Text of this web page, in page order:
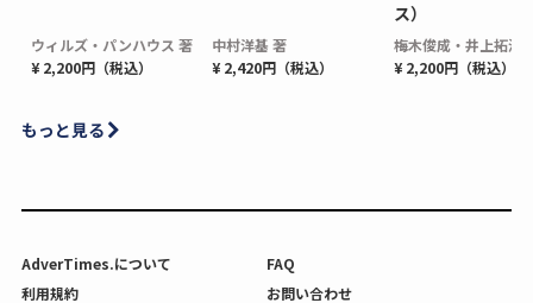
ウィルズ・パンハウス 著
¥ 2,200円（税込）
中村洋基 著
¥ 2,420円（税込）
ス）
梅木俊成・井上拓海
¥ 2,200円（税込）
もっと見る
AdverTimes.について
FAQ
利用規約
お問い合わせ